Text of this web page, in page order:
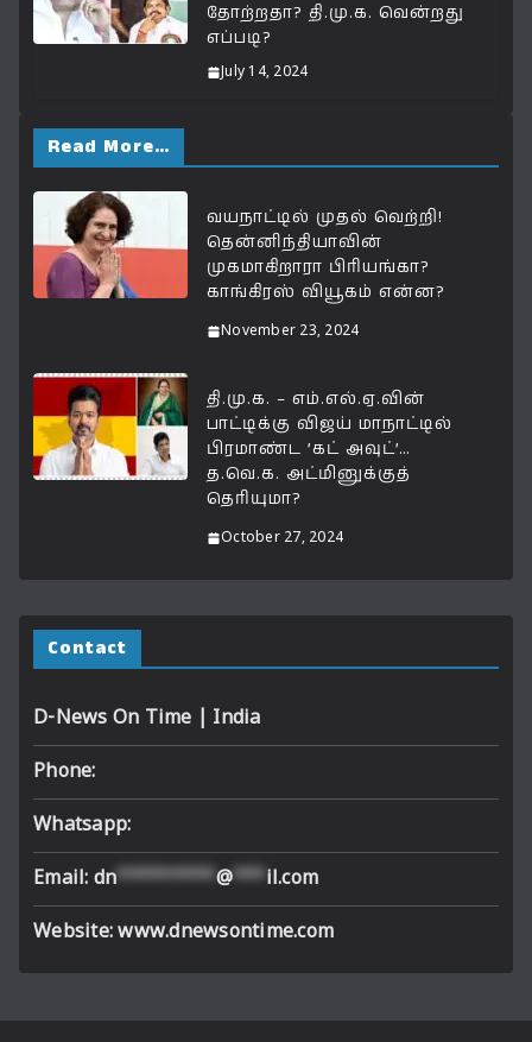
தோற்றதா? தி.மு.க. வென்றது
எப்படி?
July 14, 2024
Read More…
வயநாட்டில் முதல் வெற்றி!
தென்னிந்தியாவின்
முகமாகிறாரா பிரியங்கா?
காங்கிரஸ் வியூகம் என்ன?
November 23, 2024
தி.மு.க. – எம்.எல்.ஏ.வின்
பாட்டிக்கு விஜய் மாநாட்டில்
பிரமாண்ட ’கட் அவுட்’…
த.வெ.க. அட்மினுக்குத்
தெரியுமா?
October 27, 2024
Contact
D-News On Time | India
Phone:
Whatsapp:
Email: dn*********@***il.com
Website: www.dnewsontime.com